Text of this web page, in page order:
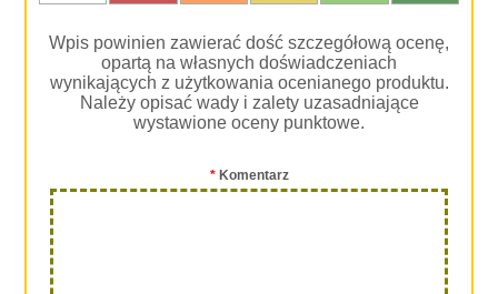
Wpis powinien zawierać dość szczegółową ocenę,
opartą na własnych doświadczeniach
wynikających z użytkowania ocenianego produktu.
Należy opisać wady i zalety uzasadniające
wystawione oceny punktowe.
*Komentarz